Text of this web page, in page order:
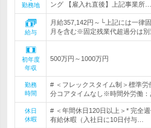
勤務地
ング 【雇入れ直後】上記事業所…
給与
月給357,142円～└上記には一律
月を含む※固定残業代超過分は
初年度
年収
500万円～1000万円
勤務
時間
# ＜フレックスタイム制＞標準
分コアタイムなし※時間外労働：
休日
休暇
# ＜年間休日120日以上＞* 完全
有給休暇（入社日に10日付与…